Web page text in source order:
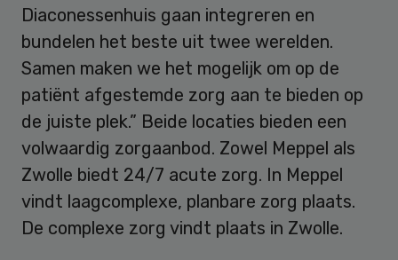
Diaconessenhuis gaan integreren en
bundelen het beste uit twee werelden.
Samen maken we het mogelijk om op de
patiënt afgestemde zorg aan te bieden op
de juiste plek.” Beide locaties bieden een
volwaardig zorgaanbod. Zowel Meppel als
Zwolle biedt 24/7 acute zorg. In Meppel
vindt laagcomplexe, planbare zorg plaats.
De complexe zorg vindt plaats in Zwolle.